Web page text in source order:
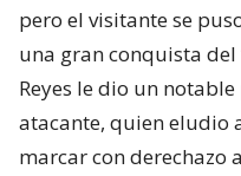
pero el visitante se
una gran conquista del
Reyes le dio un
atacante, quien eludio
marcar con derechazo